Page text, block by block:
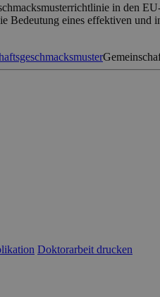
in den
eines effektiven und
Doktorarbeit drucken